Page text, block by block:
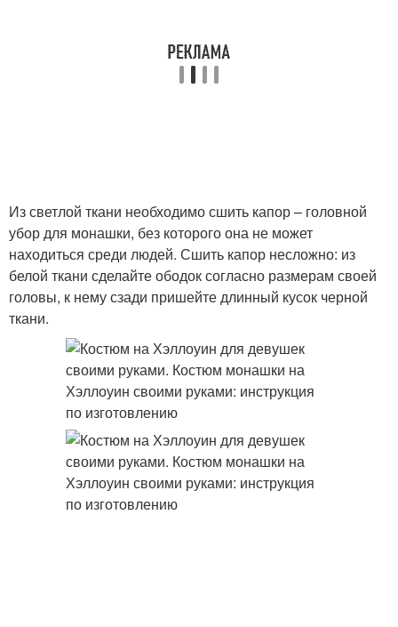
Из светлой ткани необходимо сшить капор – головной
убор для монашки, без которого она не может
находиться среди людей. Сшить капор несложно: из
белой ткани сделайте ободок согласно размерам своей
головы, к нему сзади пришейте длинный кусок черной
ткани.